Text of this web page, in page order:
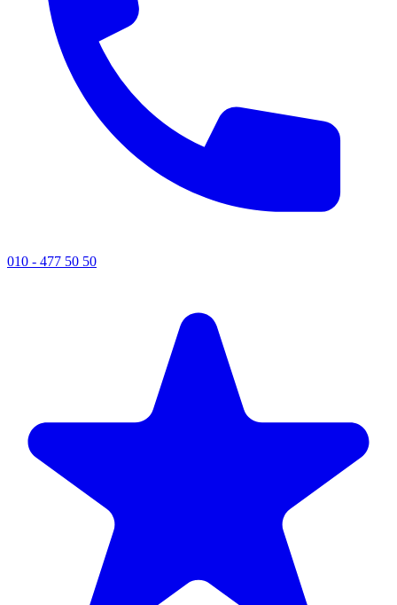
010 - 477 50 50